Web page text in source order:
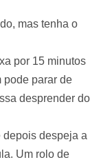
mas tenha o
por 15 minutos
pode parar de
desprender do
depois despeja a
Um rolo de